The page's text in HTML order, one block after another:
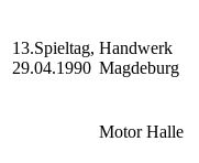
13.Spieltag,
29.04.1990
Handwerk
Magdeburg
Motor Halle